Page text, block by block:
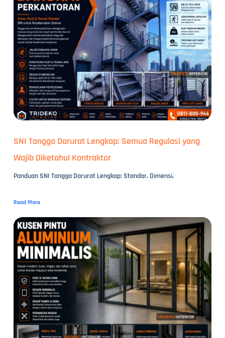
SNI Tangga Darurat Lengkap: Semua Regulasi yang
Wajib Diketahui Kontraktor
Panduan SNI Tangga Darurat Lengkap: Standar, Dimensi,
Read More